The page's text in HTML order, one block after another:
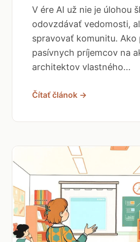
V ére AI už nie je úlohou
odovzdávať vedomosti,
spravovať komunitu. Ako
pasívnych príjemcov na
architektov vlastného...
Čítať článok →